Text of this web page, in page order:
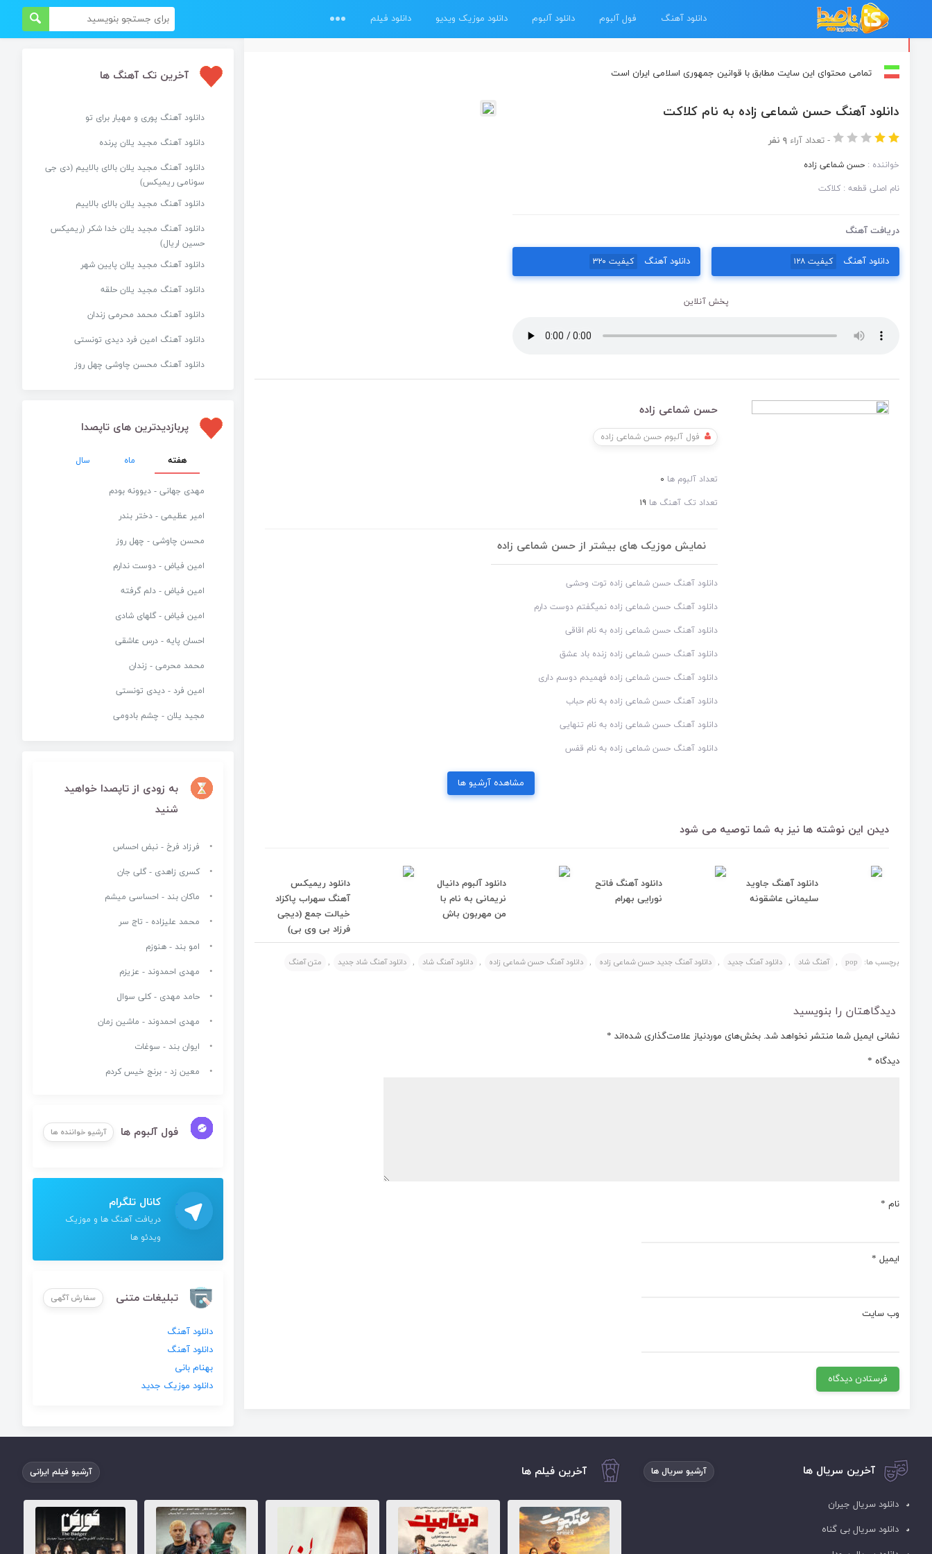
دانلود آهنگ فول آلبوم دانلود آلبوم دانلود موزیک ویدیو دانلود فیلم
تمامی محتوای این سایت مطابق با قوانین جمهوری اسلامی ایران است
دانلود آهنگ حسن شماعی زاده به نام کلاکت
- تعداد آراء ۹ نفر
خواننده : حسن شماعی زاده
نام اصلی قطعه : کلاکت
دریافت آهنگ
دانلود آهنگ کیفیت ۱۲۸ دانلود آهنگ کیفیت ۳۲۰
پخش آنلاین
حسن شماعی زاده
فول آلبوم حسن شماعی زاده
تعداد آلبوم ها ۰
تعداد تک آهنگ ها ۱۹
نمایش موزیک های بیشتر از حسن شماعی زاده
دانلود آهنگ حسن شماعی زاده توت وحشی
دانلود آهنگ حسن شماعی زاده نمیگفتم دوست دارم
دانلود آهنگ حسن شماعی زاده به نام اقاقی
دانلود آهنگ حسن شماعی زاده زنده باد عشق
دانلود آهنگ حسن شماعی زاده فهمیدم دوسم داری
دانلود آهنگ حسن شماعی زاده به نام حباب
دانلود آهنگ حسن شماعی زاده به نام تنهایی
دانلود آهنگ حسن شماعی زاده به نام قفس
مشاهده آرشیو ها
دیدن این نوشته ها نیز به شما توصیه می شود
دانلود آهنگ جاوید
سلیمانی عاشقونه
دانلود آهنگ فاتح
نورایی بهرام
دانلود آلبوم دانیال
نریمانی به نام با
من مهربون باش
دانلود ریمیکس
آهنگ سهراب پاکزاد
خیالت جمع (دیجی
فرزاد بی وی بی)
برچسب ها: pop
, آهنگ شاد , دانلود‌ آهنگ جدید , دانلود آهنگ جدید حسن شماعی زاده , دانلود آهنگ حسن شماعی زاده , دانلود آهنگ شاد , دانلود آهنگ شاد جدید , متن آهنگ
دیدگاهتان را بنویسید
نشانی ایمیل شما منتشر نخواهد شد. بخش‌های موردنیاز علامت‌گذاری شده‌اند *
دیدگاه *
نام *
ایمیل *
وب‌ سایت
آخرین تک آهنگ ها
دانلود آهنگ پوری و مهیار برای تو
دانلود آهنگ مجید یلان پرنده
دانلود آهنگ مجید یلان بالای بالاییم (دی جی
سونامی ریمیکس)
دانلود آهنگ مجید یلان بالای بالاییم
دانلود آهنگ مجید یلان خدا شکر (ریمیکس
حسین اریال)
دانلود آهنگ مجید یلان پایین شهر
دانلود آهنگ مجید یلان حلقه
دانلود آهنگ محمد محرمی زندان
دانلود آهنگ امین فرد دیدی تونستی
دانلود آهنگ محسن چاوشی چهل روز
پربازدیدترین های تاپصدا
هفته ماه سال
مهدی جهانی - دیوونه بودم
امیر عظیمی - دختر بندر
محسن چاوشی - چهل روز
امین فیاض - دوست ندارم
امین فیاض - دلم گرفته
امین فیاض - گلهای شادی
احسان پایه - درس عاشقی
محمد محرمی - زندان
امین فرد - دیدی تونستی
مجید یلان - چشم بادومی
به زودی از تاپصدا خواهید
شنید
فرزاد فرخ - نبض احساس
کسری زاهدی - گلی جان
ماکان بند - احساسی میشم
محمد علیزاده - تاج سر
امو بند - هنوزم
مهدی احمدوند - عزیزم
حامد مهدی - کلی سوال
مهدی احمدوند - ماشین زمان
ایوان بند - سوغات
معین زد - برنج خیس کردم
فول آلبوم ها آرشیو خواننده ها
کانال تلگرام
دریافت آهنگ ها و موزیک
ویدئو ها
تبلیغات متنی سفارش آگهی
دانلود آهنگ
دانلود آهنگ
بهنام بانی
دانلود موزیک جدید
آخرین سریال ها آرشیو سریال ها
دانلود سریال جیران
دانلود سریال بی گناه
آخرین فیلم ها آرشیو فیلم ایرانی